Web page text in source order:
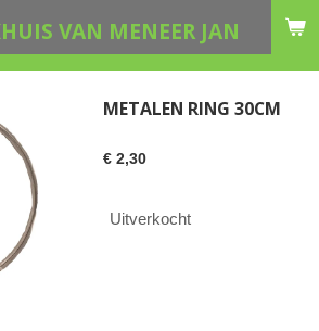
VAN MENEER JAN
METALEN RING 30CM
€ 2,30
Uitverkocht